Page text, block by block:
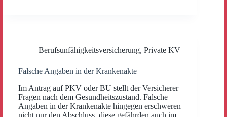
Berufsunfähigkeitsversicherung, Private KV
Falsche Angaben in der Krankenakte
Im Antrag auf PKV oder BU stellt der Versicherer
Fragen nach dem Gesundheitszustand. Falsche
Angaben in der Krankenakte hingegen erschweren
nicht nur den Abschluss, diese gefährden auch im